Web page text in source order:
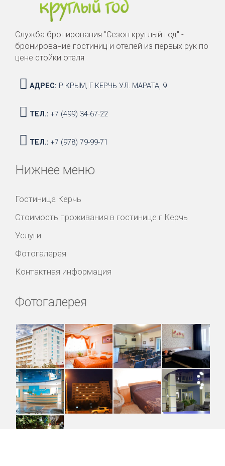
Служба бронирования "Сезон круглый год" -
бронирование гостиниц и отелей из первых рук по
цене стойки отеля
АДРЕС: Р КРЫМ, Г.КЕРЧЬ УЛ. МАРАТА, 9
ТЕЛ.: +7 (499) 34-67-22
ТЕЛ.: +7 (978) 79-99-71
Нижнее меню
Гостиница Керчь
Стоимость проживания в гостинице г Керчь
Услуги
Фотогалерея
Контактная информация
Фотогалерея